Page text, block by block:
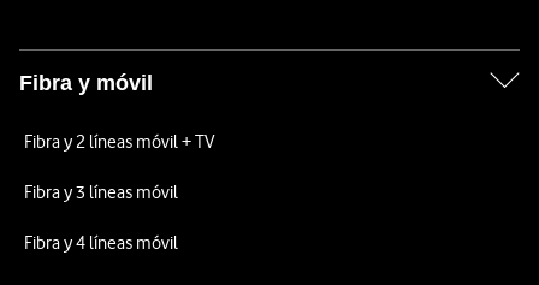
Fibra y móvil
Fibra y 2 líneas móvil + TV
Fibra y 3 líneas móvil
Fibra y 4 líneas móvil